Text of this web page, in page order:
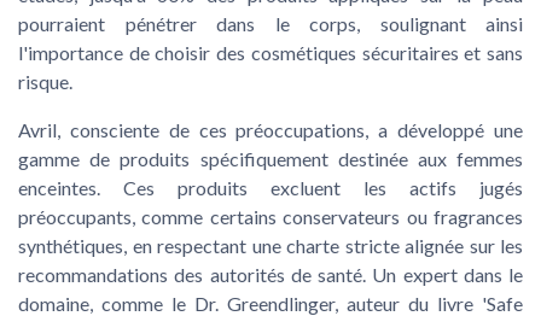
pourraient pénétrer dans le corps, soulignant ainsi
l'importance de choisir des cosmétiques sécuritaires et sans
risque.
Avril, consciente de ces préoccupations, a développé une
gamme de produits spécifiquement destinée aux femmes
enceintes . Ces produits excluent les actifs jugés
préoccupants, comme certains conservateurs ou fragrances
synthétiques, en respectant une charte stricte alignée sur les
recommandations des autorités de santé. Un expert dans le
domaine, comme le Dr. Greendlinger, auteur du livre 'Safe